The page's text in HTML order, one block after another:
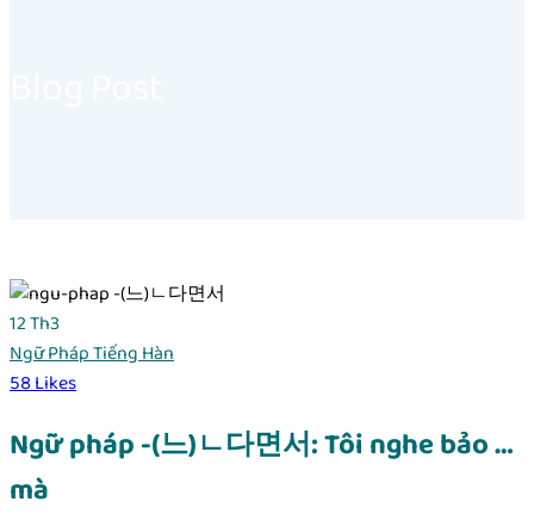
12Th3
Ngữ Pháp Tiếng Hàn
58Likes
Ngữ pháp -(느)ㄴ다면서: Tôi nghe bảo …
mà